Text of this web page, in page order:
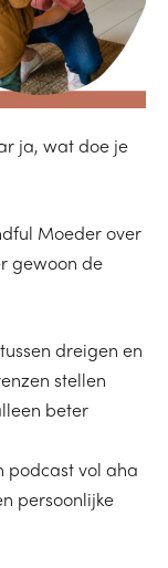
ja, wat doe je
Moeder over
gewoon de
dreigen en
stellen
beter
podcast vol aha
persoonlijke